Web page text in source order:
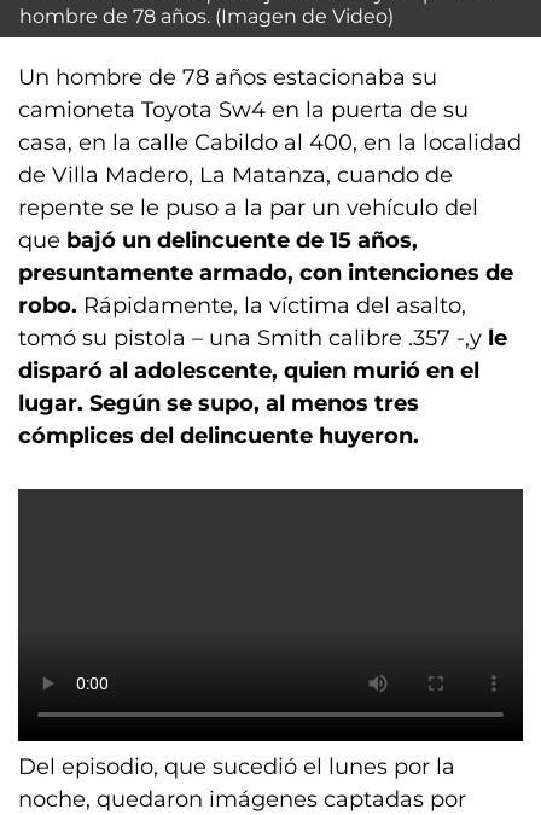
hombre de 78 años. (Imagen de Video)
Un hombre de 78 años estacionaba su
camioneta Toyota Sw4 en la puerta de su
casa, en la calle Cabildo al 400, en la localidad
de Villa Madero, La Matanza, cuando de
repente se le puso a la par un vehículo del
que bajó un delincuente de 15 años,
presuntamente armado, con intenciones de
robo. Rápidamente, la víctima del asalto,
tomó su pistola – una Smith calibre .357 -,y le
disparó al adolescente, quien murió en el
lugar. Según se supo, al menos tres
cómplices del delincuente huyeron.
Del episodio, que sucedió el lunes por la
noche, quedaron imágenes captadas por